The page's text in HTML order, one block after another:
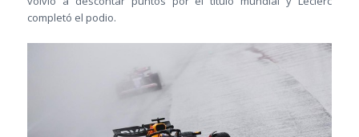
completó el podio.